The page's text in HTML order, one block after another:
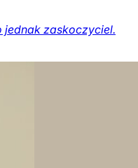
jednak zaskoczyciel.